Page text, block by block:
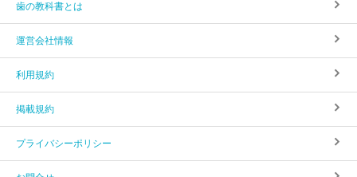
歯の教科書とは
運営会社情報
利用規約
掲載規約
プライバシーポリシー